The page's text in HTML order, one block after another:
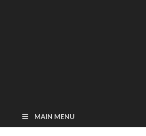
MAIN MENU